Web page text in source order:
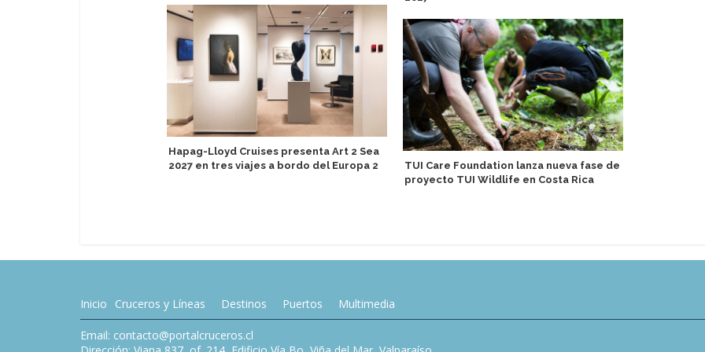
Hapag-Lloyd Cruises presenta Art 2 Sea
2027 en tres viajes a bordo del Europa 2
TUI Care Foundation lanza nueva fase de
proyecto TUI Wildlife en Costa Rica
Inicio Cruceros y Líneas Destinos Puertos Multimedia
Email: contacto@portalcruceros.cl